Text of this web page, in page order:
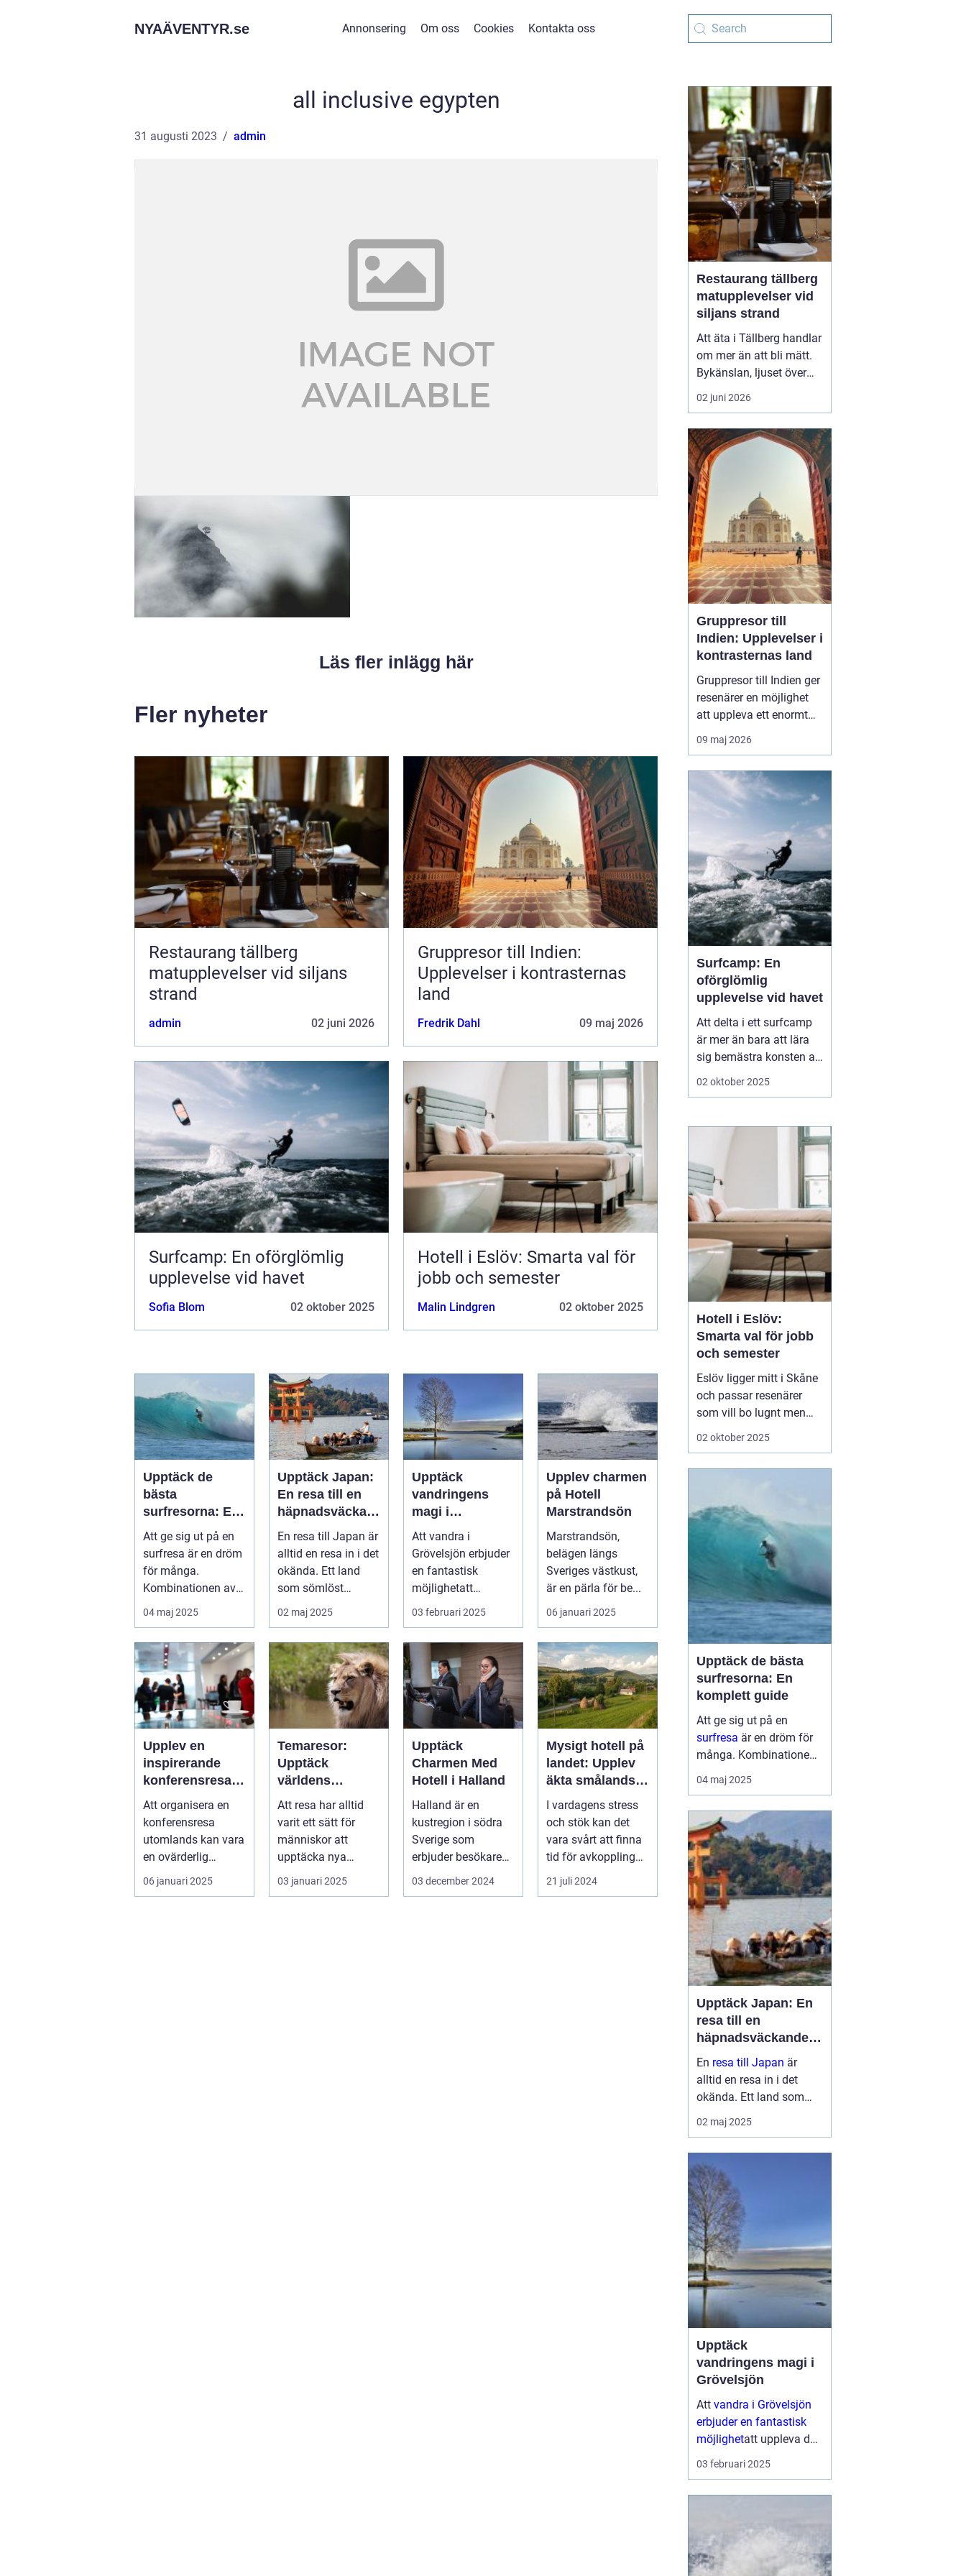
NYAÄVENTYR.se Annonsering Om oss Cookies Kontakta oss
all inclusive egypten
31 augusti 2023 admin
Läs fler inlägg här
Fler nyheter
Restaurang tällberg
matupplevelser vid siljans
strand
admin 02 juni 2026
Gruppresor till Indien:
Upplevelser i kontrasternas
land
Fredrik Dahl 09 maj 2026
Surfcamp: En oförglömlig
upplevelse vid havet
Sofia Blom 02 oktober 2025
Hotell i Eslöv: Smarta val för
jobb och semester
Malin Lindgren 02 oktober 2025
Upptäck de
bästa
surfresorna: En
komplett guide
Att ge sig ut på en
surfresa är en dröm
för många.
Kombinationen av
04 maj 2025
Upptäck Japan:
En resa till en
häpnadsväckan
de kultur och
natur
En resa till Japan är
alltid en resa in i det
okända. Ett land
som sömlöst
bland...
02 maj 2025
Upptäck
vandringens
magi i
Grövelsjön
Att vandra i
Grövelsjön erbjuder
en fantastisk
möjlighetatt
uppleva den
03 februari 2025
Upplev charmen
på Hotell
Marstrandsön
Marstrandsön,
belägen längs
Sveriges västkust,
är en pärla för be...
06 januari 2025
Upplev en
inspirerande
konferensresa
utomlands
Att organisera en
konferensresa
utomlands kan vara
en ovärderlig
upplevelse för
föret...
06 januari 2025
Temaresor:
Upptäck
världens
skönhet genom
specialiserade
resor
Att resa har alltid
varit ett sätt för
människor att
upptäcka nya
kulturer, smak...
03 januari 2025
Upptäck
Charmen Med
Hotell i Halland
Halland är en
kustregion i södra
Sverige som
erbjuder besökare
en perfekt
03 december 2024
Mysigt hotell på
landet: Upplev
äkta smålandsk
charm på
smålandstorpet
I vardagens stress
och stök kan det
vara svårt att finna
tid för avkoppling
och lugn...
21 juli 2024
Restaurang tällberg
matupplevelser vid
siljans strand
Att äta i Tällberg handlar
om mer än att bli mätt.
Bykänslan, ljuset över
Siljan och de gamla
gårdarna skapar en ram
helhetsupplevelse. Här
möts klassiska
dalatraditioner och
nutida gastronomi på ett
sätt som lockar både
lång...
02 juni 2026
Gruppresor till
Indien: Upplevelser i
kontrasternas land
Gruppresor till Indien ger
resenärer en möjlighet
att uppleva ett enormt
land på ett säkert, socialt
och genomtänkt sätt.
reseledare och lokala
guider blir resan mer än
bara transport mellan
09 maj 2026
Surfcamp: En
oförglömlig
upplevelse vid havet
Att delta i ett surfcamp
är mer än bara att lära
sig bemästra konsten att
surfa. Det är en
fylld av gemenskap,
spänning och naturens
krafter. För dem som...
02 oktober 2025
Hotell i Eslöv:
Smarta val för jobb
och semester
Eslöv ligger mitt i Skåne
och passar resenärer
som vill bo lugnt men
röra sig snabbt mellan
alterna...
02 oktober 2025
Upptäck de bästa
surfresorna: En
komplett guide
Att ge sig ut på en
surfresa är en dröm för
många. Kombinationen
av sol, hav och den
adrenalinpumpande
den perfekta vågen är
svårs...
04 maj 2025
Upptäck Japan: En
resa till en
häpnadsväckande
kultur och natur
En resa till Japan är
alltid en resa in i det
okända. Ett land som
sömlöst blandar det
gamla med det nya, där
sida vid sida med ne...
02 maj 2025
Upptäck
vandringens magi i
Grövelsjön
Att vandra i Grövelsjön
erbjuder en fantastisk
möjlighetatt uppleva den
storslagna naturen i
03 februari 2025